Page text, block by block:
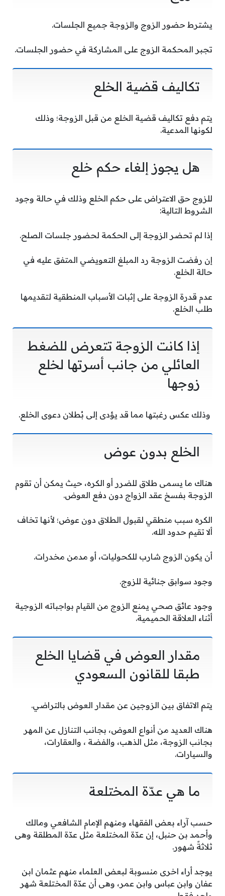
يشترط حضور الزوج والزوجة جميع الجلسات.
تجبر المحكمة الزوج على المشاركة في حضور الجلسات.
تكاليف قضية الخلع
يتم دفع تكاليف قضية الخلع من قبل الزوجة؛ وذلك
لكونها المدعية.
هل يجوز إلغاء حكم خلع
للزوج حق الاعتراض على حكم الخلع وذلك في حالة وجود
الشروط التالية:
إذا لم تحضر الزوجة إلى الحكمة لحضور جلسات الصلح.
إن رفضت الزوجة رد المبلغ التعويضي المتفق عليه في
حالة الخلع.
عدم قدرة الزوجة على إثبات الأسباب المنطقية لتقديمها
طلب الخلع.
إذا كانت الزوجة تتعرض للضغط
العائلي من جانب أسرتها لخلع
زوجها
وذلك عكس رغبتها مما قد يؤدى إلى بُطلان دعوى الخلع.
الخلع بدون عوض
هناك ما يسمى طلاق للضرر أو الكره، حيث يمكن أن تقوم
الزوجة بفسخ عقد الزواج دون دفع العوض.
الكره سبب منطقي لقبول الطلاق دون عوض؛ لأنها تخاف
ألا تقيم حدود الله.
أن يكون الزوج شارب للكحوليات، أو مدمن مخدرات.
وجود سوابق جنائية للزوج.
وجود عائق صحي يمنع الزوج من القيام بواجباته الزوجية
أثناء العلاقة الحميمية.
مقدار العوض في قضايا الخلع
طبقا للقانون السعودي
يتم الاتفاق بين الزوجين عن مقدار العوض بالتراضي.
هناك العديد من أنواع العوض، بجانب التنازل عن المهر
بجانب الزوجة، مثل الذهب، والفضة ، والعقارات،
والسيارات.
ما هي عدّة المختلعة
حسب آراء بعض الفقهاء ومنهم الإمام الشافعي ومالك
وأحمد بن حنبل، إن عدّة المختلعة مثل عدّة المطلقة وهى
ثلاثةً شهور.
يوجد أراء اخرى منسوبة لبعض العلماء منهم عثمان ابن
عفان وابن عباس وابن عمر، وهى أن عدّة المختلعة شهر